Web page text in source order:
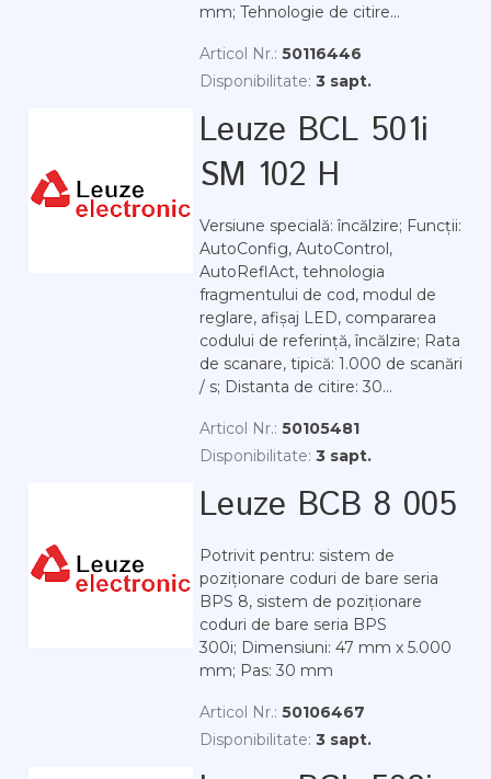
mm; Tehnologie de citire...
Articol Nr.: 50116446
Disponibilitate: 3 sapt.
Leuze BCL 501i
SM 102 H
Versiune specială: încălzire; Funcții:
AutoConfig, AutoControl,
AutoReflAct, tehnologia
fragmentului de cod, modul de
reglare, afișaj LED, compararea
codului de referință, încălzire; Rata
de scanare, tipică: 1.000 de scanări
/ s; Distanta de citire: 30...
Articol Nr.: 50105481
Disponibilitate: 3 sapt.
Leuze BCB 8 005
Potrivit pentru: sistem de
poziționare coduri de bare seria
BPS 8, sistem de poziționare
coduri de bare seria BPS
300i; Dimensiuni: 47 mm x 5.000
mm; Pas: 30 mm
Articol Nr.: 50106467
Disponibilitate: 3 sapt.